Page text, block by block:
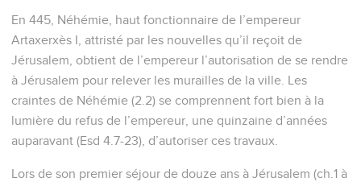
En 445, Néhémie, haut fonctionnaire de l’empereur
Artaxerxès I, attristé par les nouvelles qu’il reçoit de
Jérusalem, obtient de l’empereur l’autorisation de se rendre
à Jérusalem pour relever les murailles de la ville. Les
craintes de Néhémie (2.2) se comprennent fort bien à la
lumière du refus de l’empereur, une quinzaine d’années
auparavant (Esd 4.7-23), d’autoriser ces travaux.
Lors de son premier séjour de douze ans à Jérusalem (ch.1 à